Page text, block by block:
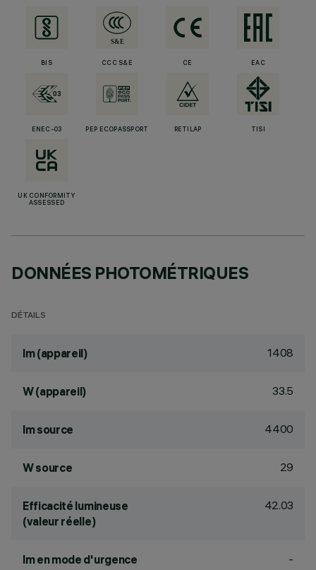
BIS CCC S&E CE EAC
ENEC-03 PEP ECOPASSPORT RETILAP TISI
UK CONFORMITY
ASSESSED
DONNÉES PHOTOMÉTRIQUES
DÉTAILS
lm (appareil) 1408
W (appareil) 33.5
lm source 4400
W source 29
Efficacité lumineuse
(valeur réelle)
42.03
lm en mode d'urgence -